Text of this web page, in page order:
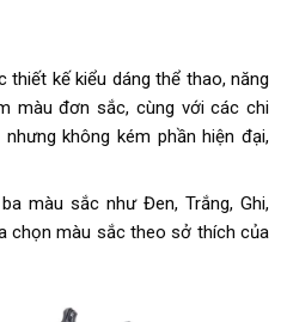
SENSAH R7
Hợp kim nhôm Prowheel
Líp vặn ATA
kế kiểu dáng thể thao, năng
màu đơn sắc, cùng với các chi
không kém phần hiện đại,
màu sắc như Đen, Trắng, Ghi,
chọn màu sắc theo sở thích của